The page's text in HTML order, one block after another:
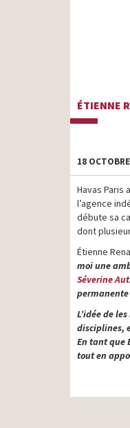
ÉTIENNE
18
Havas Paris
l’agence
débute sa
dont
Étienne
moi une
Séverine
permanente
L’idée de
disciplines,
En tant que
tout en